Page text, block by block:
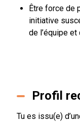
Être force de
initiative
de l’équipe et
Profil
Tu es issu(e)